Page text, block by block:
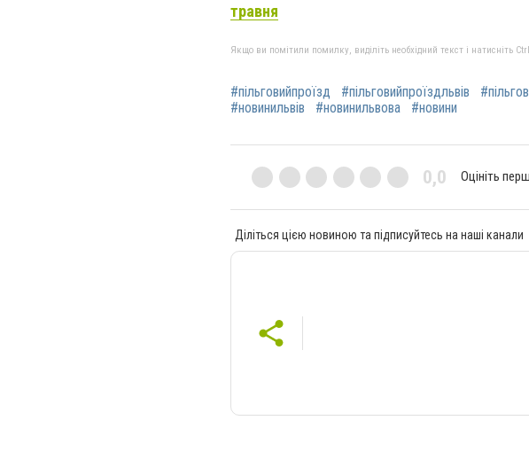
травня
Якщо ви помітили помилку, виділіть необхідний текст і натисніть
#пільговийпроїзд #пільговийпроїздльвів
#новинильвів
#новинильвова #новини
0,0 Оцініть
Діліться цією новиною та підписуйтесь на наші канали